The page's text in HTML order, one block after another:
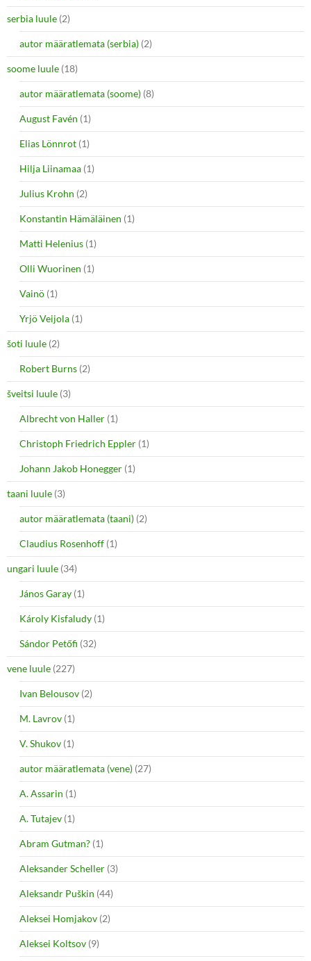
serbia luule (2)
autor määratlemata (serbia) (2)
soome luule (18)
autor määratlemata (soome) (8)
August Favén (1)
Elias Lönnrot (1)
Hilja Liinamaa (1)
Julius Krohn (2)
Konstantin Hämäläinen (1)
Matti Helenius (1)
Olli Wuorinen (1)
Vainö (1)
Yrjö Veijola (1)
šoti luule (2)
Robert Burns (2)
šveitsi luule (3)
Albrecht von Haller (1)
Christoph Friedrich Eppler (1)
Johann Jakob Honegger (1)
taani luule (3)
autor määratlemata (taani) (2)
Claudius Rosenhoff (1)
ungari luule (34)
János Garay (1)
Károly Kisfaludy (1)
Sándor Petőfi (32)
vene luule (227)
Ivan Belousov (2)
M. Lavrov (1)
V. Shukov (1)
autor määratlemata (vene) (27)
A. Assarin (1)
A. Tutajev (1)
Abram Gutman? (1)
Aleksander Scheller (3)
Aleksandr Puškin (44)
Aleksei Homjakov (2)
Aleksei Koltsov (9)